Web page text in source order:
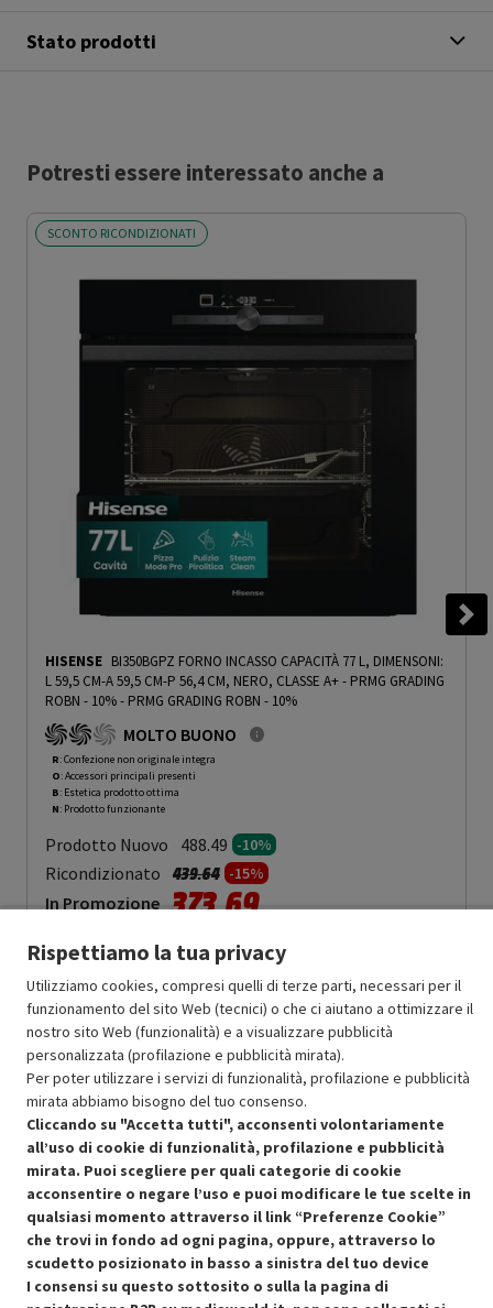
Stato prodotti
Potresti essere interessato anche a
SCONTO RICONDIZIONATI
HISENSE BI350BGPZ FORNO INCASSO CAPACITÀ 77 L, DIMENSONI:
L 59,5 CM-A 59,5 CM-P 56,4 CM, NERO, CLASSE A+ - PRMG GRADING
ROBN - 10%- PRMG GRADING ROBN - 10%
MOLTO BUONO
R: Confezione non originale integra
O: Accessori principali presenti
B: Estetica prodotto ottima
N: Prodotto funzionante
Prodotto Nuovo 488.49 -10%
Ricondizionato Prezzo ridotto da
439.64a-15%
In Promozione 373.69
Aggiungi al carrello
SCONTO RICONDIZIONATI
Approfitta dello sconto del 15% sul prodotto ricondizionato.
Condizioni generali di vendita
Cookie Policy
Recedere dal contratto qui
Rispettiamo la tua privacy
Utilizziamo cookies, compresi quelli di terze parti, necessari per il
funzionamento del sito Web (tecnici) o che ci aiutano a ottimizzare il
nostro sito Web (funzionalità) e a visualizzare pubblicità
personalizzata (profilazione e pubblicità mirata).
Per poter utilizzare i servizi di funzionalità, profilazione e pubblicità
mirata abbiamo bisogno del tuo consenso.
Cliccando su "Accetta tutti", acconsenti volontariamente
all’uso di cookie di funzionalità, profilazione e pubblicità
mirata. Puoi scegliere per quali categorie di cookie
acconsentire o negare l’uso e puoi modificare le tue scelte in
qualsiasi momento attraverso il link “Preferenze Cookie”
che trovi in fondo ad ogni pagina, oppure, attraverso lo
scudetto posizionato in basso a sinistra del tuo device
I consensi su questo sottosito o sulla la pagina di